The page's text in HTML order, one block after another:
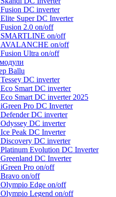
DC inverter
Super DC Inverter
2.0 on/off
SMARTLINE on/off
AVALANCHE on/off
Ultra on/off
Ballu
DC inverter
Smart DC inverter
Smart DC inverter 2025
Pro DC Inverter
DC inverter
DC inverter
Peak DС Inverter
DC inverter
Platinum Evolution DC Inverter
DC Inverter
Pro on/off
Bravo on/off
Olympio Edge on/off
Olympio Legend on/off